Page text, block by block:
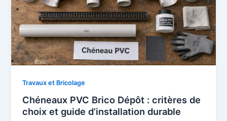
Travaux et Bricolage
Chéneaux PVC Brico Dépôt : critères de
choix et guide d’installation durable